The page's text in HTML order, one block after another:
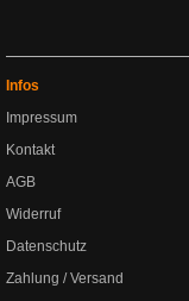
Infos
Impressum
Kontakt
AGB
Widerruf
Datenschutz
Zahlung / Versand